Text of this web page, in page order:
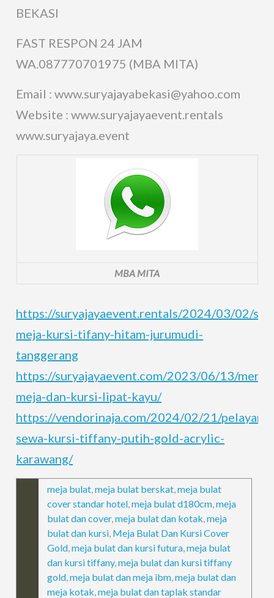
BEKASI
FAST RESPON 24 JAM
WA.087770701975 (MBA MITA)
Email : www.suryajayabekasi@yahoo.com
Website : www.suryajayaevent.rentals
www.suryajaya.event
MBA MITA
https://suryajayaevent.rentals/2024/03/02/
meja-kursi-tifany-hitam-jurumudi-
tanggerang
https://suryajayaevent.com/2023/06/13/
meja-dan-kursi-lipat-kayu/
https://vendorinaja.com/2024/02/21/
sewa-kursi-tiffany-putih-gold-acrylic-
karawang/
meja bulat,meja bulat berskat,meja bulat
cover standar hotel,meja bulat d180cm,meja
bulat dan cover,meja bulat dan kotak,meja
bulat dan kursi, Meja Bulat Dan Kursi Cover
Gold,meja bulat dan kursi futura,meja bulat
dan kursi tiffany,meja bulat dan kursi tiffany
gold,meja bulat dan meja ibm,meja bulat dan
meja kotak,meja bulat dan taplak standar